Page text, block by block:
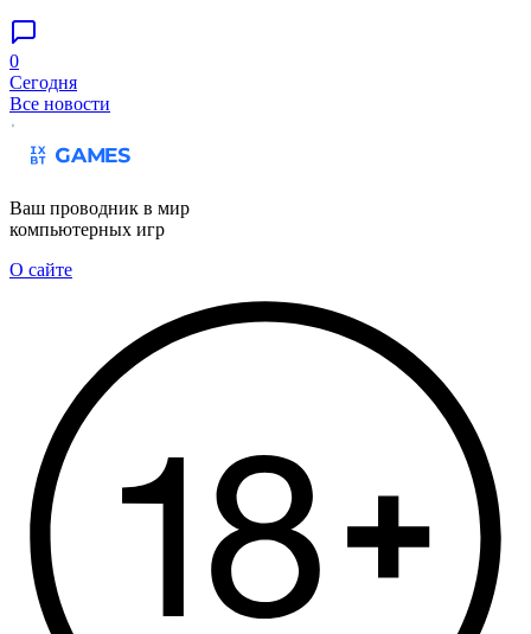
0
Сегодня
Все новости
Ваш проводник в мир
компьютерных игр
О сайте